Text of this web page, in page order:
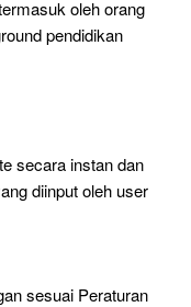
oleh orang
pendidikan
secara instan dan
diinput oleh user
sesuai Peraturan